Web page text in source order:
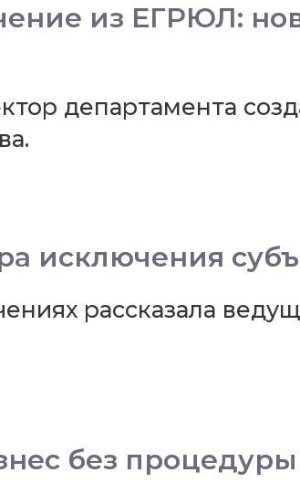
из ЕГРЮЛ:
департамента
исключения
рассказала
без